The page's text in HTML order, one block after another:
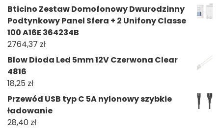
Bticino Zestaw Domofonowy Dwurodzinny
Podtynkowy Panel Sfera + 2 Unifony Classe
100 A16E 364234B
2764,37 zł
Blow Dioda Led 5mm 12V Czerwona Clear
4816
18,25 zł
Przewód USB typ C 5A nylonowy szybkie
ładowanie
28,40 zł